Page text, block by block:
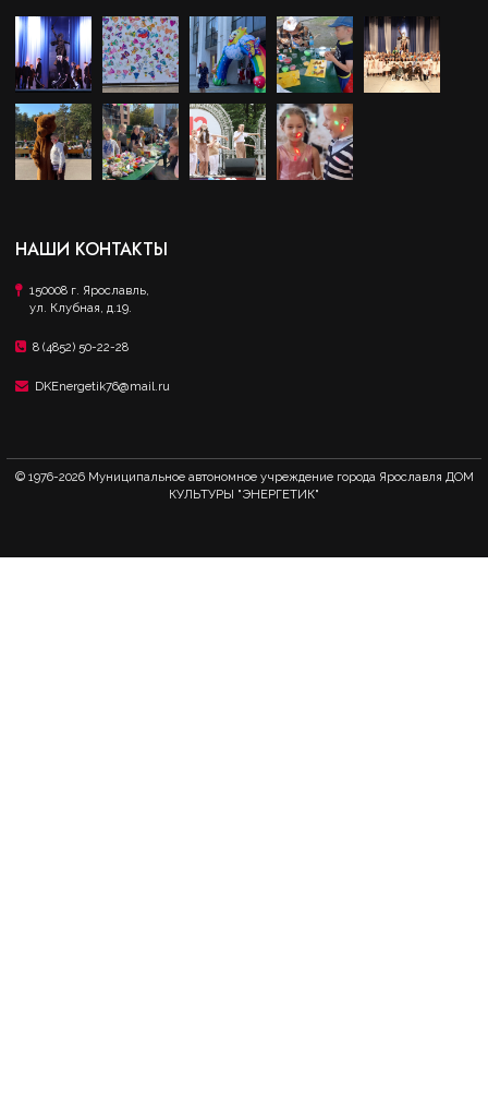
НАШИ КОНТАКТЫ
150008 г. Ярославль,
ул. Клубная, д.19.
8 (4852) 50-22-28
DKEnergetik76@mail.ru
© 1976-2026 Муниципальное автономное учреждение города Ярославля ДОМ
КУЛЬТУРЫ "ЭНЕРГЕТИК"